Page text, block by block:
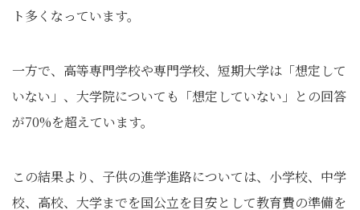
ト多くなっています。
一方で、高等専門学校や専門学校、短期大学は「想定して
いない」、大学院についても「想定していない」との回答
が70%を超えています。
この結果より、子供の進学進路については、小学校、中学
校、高校、大学までを国公立を目安として教育費の準備を